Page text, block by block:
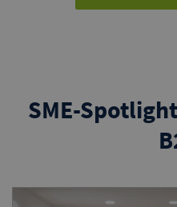
SME-